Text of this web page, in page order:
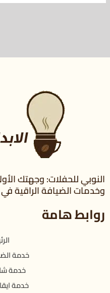
النوبي للحفلات: وجهتك
وخدمات الضيافة الراقية في
روابط هامة
خدمة
خدمة
خدمة